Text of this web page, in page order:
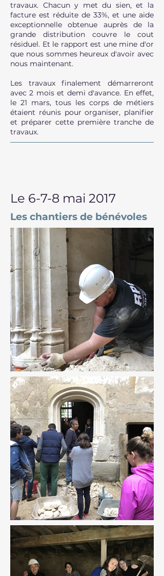
travaux. Chacun y met du sien, et la
facture est réduite de 33%, et une aide
exceptionnelle obtenue auprès de la
grande distribution couvre le cout
résiduel. Et le rapport est une mine d'or
que nous sommes heureux d'avoir avec
nous maintenant.
Les travaux finalement démarreront
avec 2 mois et demi d'avance. En effet,
le 21 mars, tous les corps de métiers
étaient réunis pour organiser, planifier
et préparer cette première tranche de
travaux.
Le 6-7-8 mai 2017
Les chantiers de bénévoles